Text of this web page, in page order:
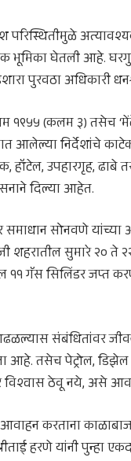
भूमिका घेतली आहे.
पुरवठा अधिकारी
१९५५ (कलम ३) तसेच
आलेल्या
हॉटेल, उपहारगृह,
दिल्या आहेत.
समाधान सोनवणे
सुमारे २० ते
११ गॅस सिलिंडर जप्त
संबंधितांवर
आहे. तसेच पेट्रोल,
विश्वास ठेवू नये, असे
करताना
हरणे यांनी पुन्हा